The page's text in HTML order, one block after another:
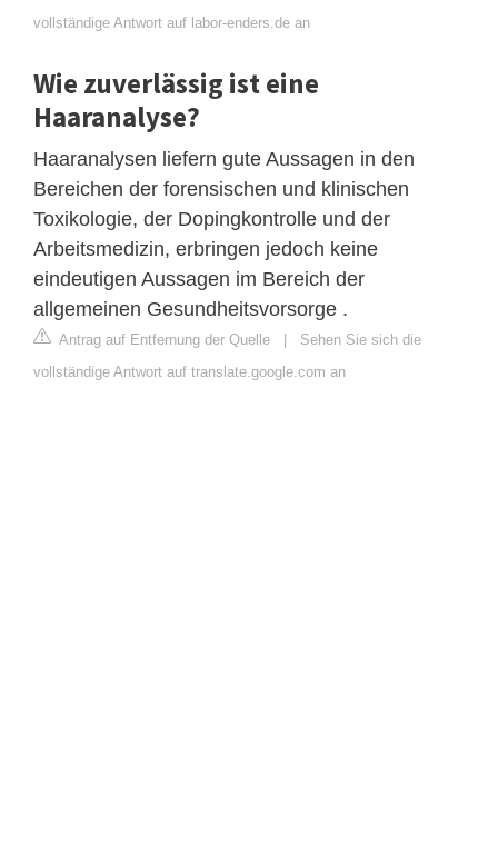
vollständige Antwort auf labor-enders.de an
Wie zuverlässig ist eine
Haaranalyse?
Haaranalysen liefern gute Aussagen in den
Bereichen der forensischen und klinischen
Toxikologie, der Dopingkontrolle und der
Arbeitsmedizin, erbringen jedoch keine
eindeutigen Aussagen im Bereich der
allgemeinen Gesundheitsvorsorge .
Antrag auf Entfernung der Quelle | Sehen Sie sich die
vollständige Antwort auf translate.google.com an